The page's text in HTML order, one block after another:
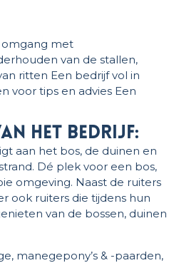
omgang met
van de stallen,
ritten Een bedrijf vol in
voor tips en advies Een
het bedrijf:
aan het bos, de duinen en
Dé plek voor een bos,
omgeving. Naast de ruiters
ook ruiters die tijdens hun
van de bossen, duinen
manegepony’s & -paarden,